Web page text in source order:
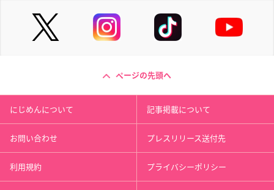
ページの先頭へ
にじめんについて 記事掲載について
お問い合わせ プレスリリース送付先
利用規約 プライバシーポリシー